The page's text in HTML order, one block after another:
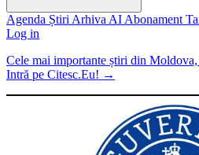
Agenda Știri Arhiva AI Abonament
Log in
Cele mai importante știri din
Intră pe Citesc.Eu! →